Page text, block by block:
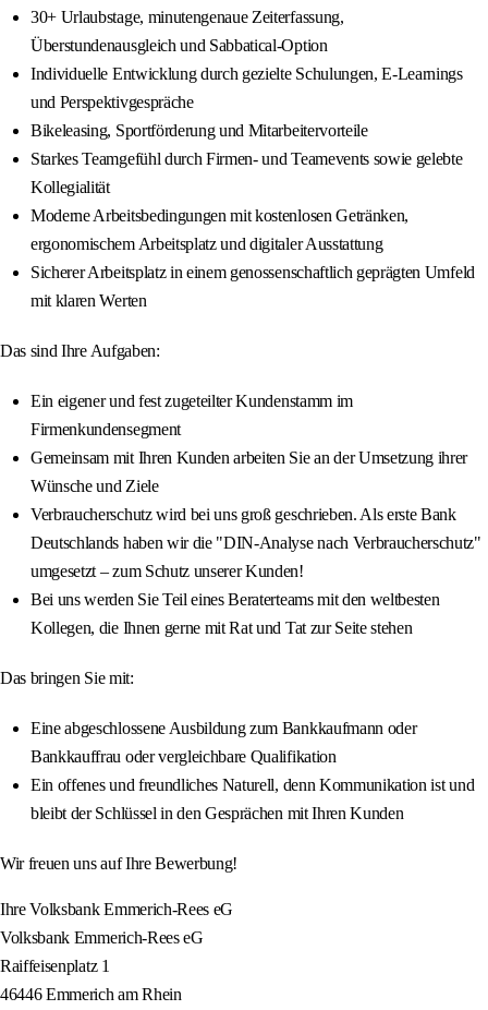
30+ Urlaubstage, minutengenaue Zeiterfassung,
Überstundenausgleich und Sabbatical-Option
Individuelle Entwicklung durch gezielte Schulungen, E-Learnings
und Perspektivgespräche
Bikeleasing, Sportförderung und Mitarbeitervorteile
Starkes Teamgefühl durch Firmen- und Teamevents sowie gelebte
Kollegialität
Moderne Arbeitsbedingungen mit kostenlosen Getränken,
ergonomischem Arbeitsplatz und digitaler Ausstattung
Sicherer Arbeitsplatz in einem genossenschaftlich geprägten Umfeld
mit klaren Werten
Das sind Ihre Aufgaben:
Ein eigener und fest zugeteilter Kundenstamm im
Firmenkundensegment
Gemeinsam mit Ihren Kunden arbeiten Sie an der Umsetzung ihrer
Wünsche und Ziele
Verbraucherschutz wird bei uns groß geschrieben. Als erste Bank
Deutschlands haben wir die "DIN-Analyse nach Verbraucherschutz"
umgesetzt – zum Schutz unserer Kunden!
Bei uns werden Sie Teil eines Beraterteams mit den weltbesten
Kollegen, die Ihnen gerne mit Rat und Tat zur Seite stehen
Das bringen Sie mit:
Eine abgeschlossene Ausbildung zum Bankkaufmann oder
Bankkauffrau oder vergleichbare Qualifikation
Ein offenes und freundliches Naturell, denn Kommunikation ist und
bleibt der Schlüssel in den Gesprächen mit Ihren Kunden
Wir freuen uns auf Ihre Bewerbung!
Ihre Volksbank Emmerich-Rees eG
Volksbank Emmerich-Rees eG
Raiffeisenplatz 1
46446 Emmerich am Rhein